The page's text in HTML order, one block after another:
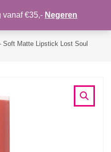
Soft Matte Lipstick Lost Soul
vanaf €35,- Negeren